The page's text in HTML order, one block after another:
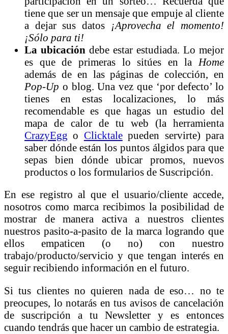
tiene que ser un mensaje que empuje al cliente
a dejar sus datos ¡Aprovecha el momento!
¡Sólo para ti!
La ubicación debe estar estudiada. Lo mejor
es que de primeras lo sitúes en la Home
además de en las páginas de colección, en
Pop-Up o blog. Una vez que ‘por defecto’ lo
tienes en estas localizaciones, lo más
recomendable es que hagas un estudio del
mapa de calor de tu web (la herramienta
CrazyEgg o Clicktalepueden servirte) para
saber dónde están los puntos álgidos para que
sepas bien dónde ubicar promos, nuevos
productos o los formularios de Suscripción.
En ese registro al que el usuario/cliente accede,
nosotros como marca recibimos la posibilidad de
mostrar de manera activa a nuestros clientes
nuestros pasito-a-pasito de la marca logrando que
ellos empaticen (o no) con nuestro
trabajo/producto/servicio y que tengan interés en
seguir recibiendo información en el futuro.
Si tus clientes no quieren nada de eso… no te
preocupes, lo notarás en tus avisos de cancelación
de suscripción a tu Newsletter y es entonces
cuando tendrás que hacer un cambio de estrategia.